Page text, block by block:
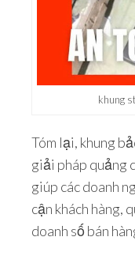
khung
Tóm lại, khung
giải pháp quảng
giúp các doanh
cận khách hàng,
doanh số bán